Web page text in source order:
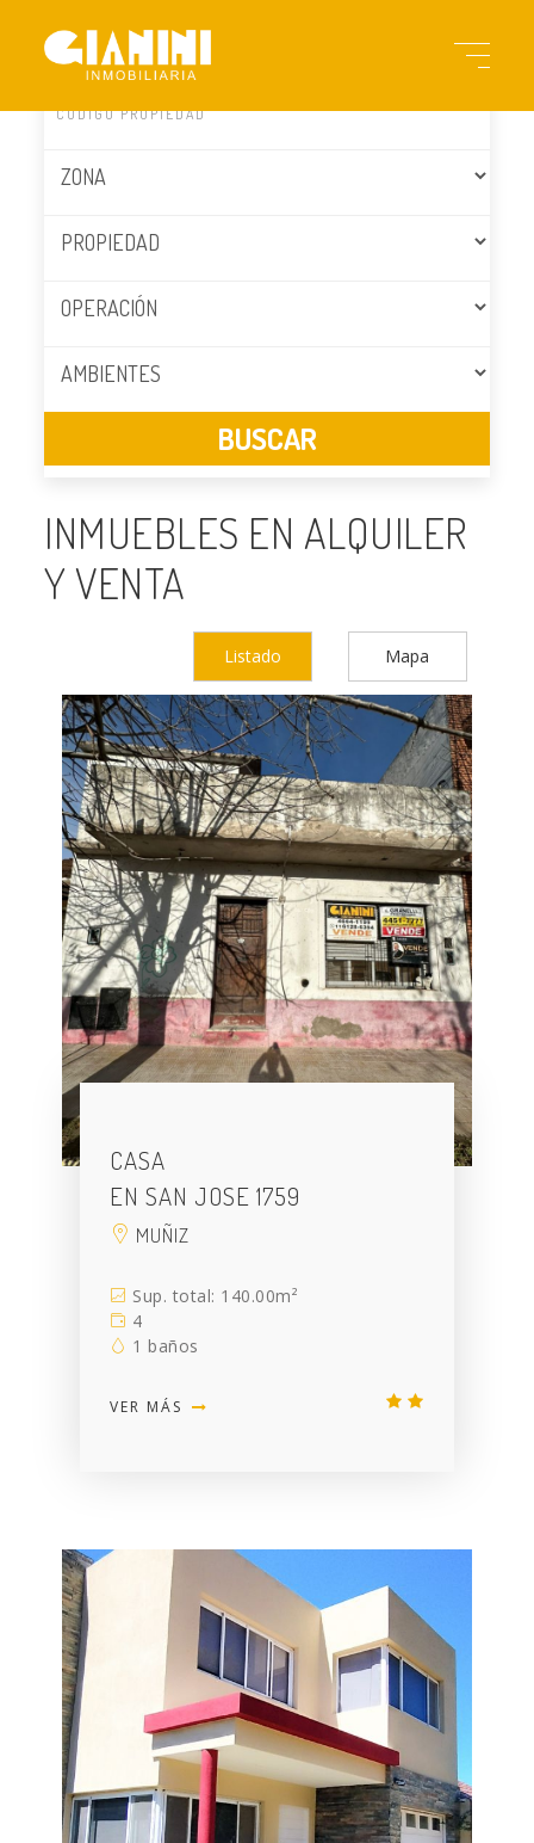
INMUEBLES EN ALQUILER
Y VENTA
Listado Mapa
CASA
EN SAN JOSE 1759
MUÑIZ
Sup. total: 140.00m²
4
1 baños
VER MÁS